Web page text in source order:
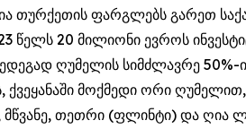
თურქეთის ფარგლებს გარეთ
წელს 20 მილიონი ევროს
ღუმელის სიმძლავრე
ქვეყანაში მოქმედი ორი
თეთრი (ფლინტი) და ღია